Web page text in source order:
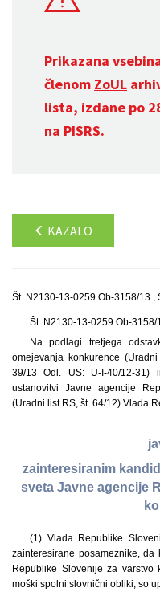
Prikazana
členom ZoUL
lista, izdane po
na PISRS.
KAZALO
Št. N2130-13-0259 Ob-3158/13 ,
Št. N2130-13-0259 Ob-3158/
Na podlagi tretjega
omejevanja konkurence
39/13 Odl. US: U-I-40/12-
ustanovitvi Javne agencije
(Uradni list RS, št. 64/12) Vlada
zainteresiranim
sveta Javne agencije
(1) Vlada Republike
zainteresirane posameznike,
Republike Slovenije za varstvo
moški spolni slovnični obliki, so